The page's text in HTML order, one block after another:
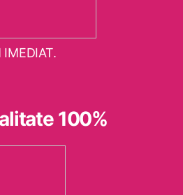
IMEDIAT.
100%